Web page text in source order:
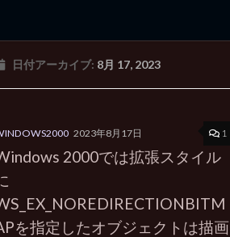
日記 3rd Edition
日付アーカイブ: 8月 17, 2023
1
2023年8月17日
2000では拡張スタイル
を指定したオブジェクトは描画